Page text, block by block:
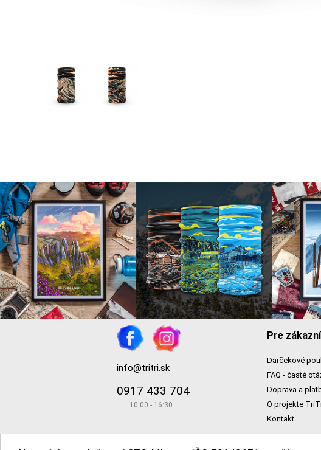
info@tritri.sk
0917 433 704
10:00 - 16:30
Pre
Darčekové
FAQ - časté
Doprava a
O projekte
Kontakt